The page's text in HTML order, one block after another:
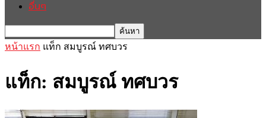
อื่นๆ
หน้าแรก แท็ก สมบูรณ์ ทศบวร
แท็ก: สมบูรณ์ ทศบวร